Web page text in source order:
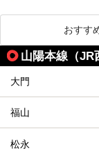
おすす
山陽本線（JR
大門
福山
松永